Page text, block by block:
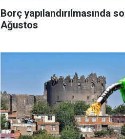
Borç yapılandırılmasında
Ağustos